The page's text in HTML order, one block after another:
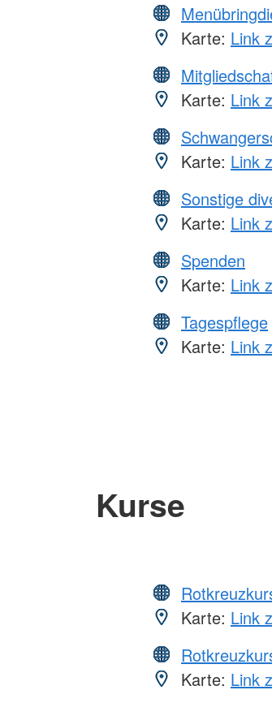
Karte: Link
Karte: Link
Karte: Link
Sonstige
Karte: Link
Spenden
Karte: Link
Tagespflege
Karte: Link
Kurse
Karte: Link
Karte: Link